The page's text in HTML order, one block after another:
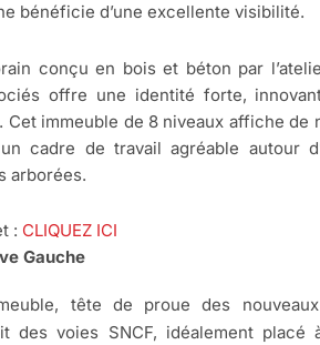
bénéficie d’une excellente visibilité.
conçu en bois et béton par
offre une identité forte,
immeuble de 8 niveaux affiche de
cadre de travail agréable autour
arborées.
: CLIQUEZ ICI
Gauche
tête de proue des
des voies SNCF, idéalement placé